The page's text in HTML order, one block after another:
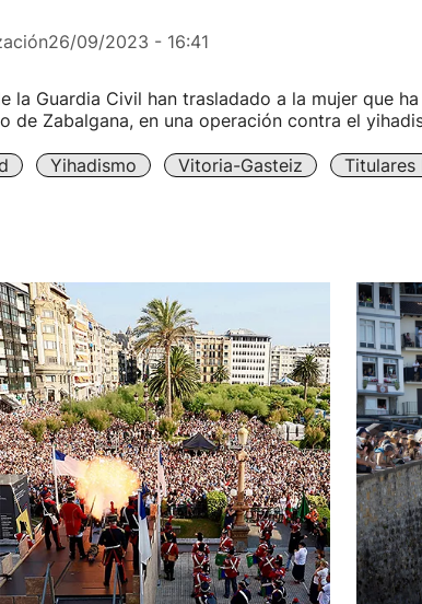
26/09/2023 - 16:41
la Guardia Civil han trasladado a la mujer que
de Zabalgana, en una operación contra el
Yihadismo Vitoria-Gasteiz Titulares